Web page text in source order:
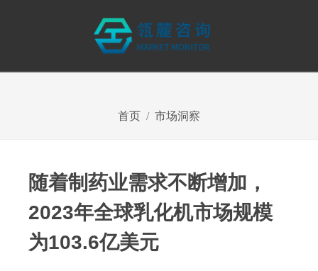
首页 市场洞察
随着制药业需求不断增加，
2023年全球乳化机市场规模
为103.6亿美元